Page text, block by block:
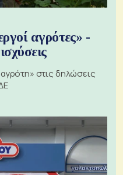
αγρότες» -
στις δηλώσεις